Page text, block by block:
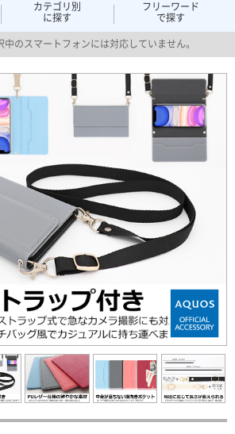
カテゴリ別
に探す
フリーワード
で探す
中のスマートフォンには対応していません。